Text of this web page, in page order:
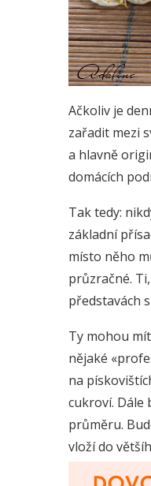
Ačkoliv je
zařadit mezi
a hlavně
domácích
Tak tedy:
základní
místo něho
průzračné.
představách
Ty mohou
nějaké
na
cukroví. Dále
průměru.
vloží do